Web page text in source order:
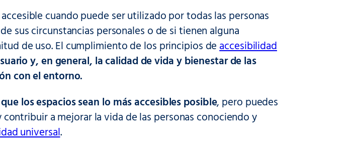
cuando puede ser utilizado por todas las personas
sus circunstancias personales o de si tienen alguna
de uso. El cumplimiento de los principios deaccesibilidad
y, en general, la calidad de vida y bienestar de las
con el entorno.
los espacios sean lo más accesibles posible, pero puedes
contribuir a mejorar la vida de las personas conociendo y
universal.